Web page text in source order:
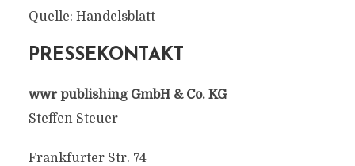
Quelle: Handelsblatt
PRESSEKONTAKT
wwr publishing GmbH & Co. KG
Steffen Steuer
Frankfurter Str. 74